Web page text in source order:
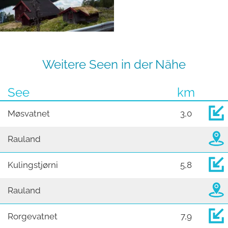
Weitere Seen in der Nähe
See
km
Møsvatnet 3,0
Rauland
Kulingstjørni 5,8
Rauland
Rorgevatnet 7,9